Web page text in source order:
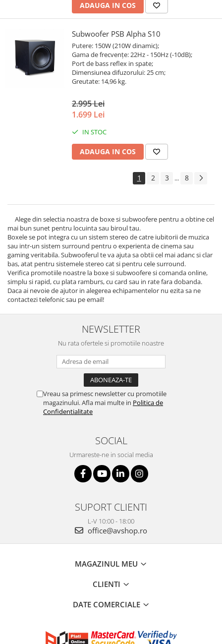
ADAUGA IN COS
Subwoofer PSB Alpha S10
Putere: 150W (210W dinamic);
Gama de frecvențe: 22Hz - 150Hz (-10dB);
Port de bass reflex in spate;
Dimensiunea difuzorului: 25 cm;
Greutate: 14,96 kg.
2.995 Lei
1.699 Lei
IN STOC
ADAUGA IN COS
1 2 3 ... 8
Alege din selectia noastra de boxe si subwoofere pentru a obtine cel
mai bun sunet pentru locuinta sau biroul tau.
Boxele se pot integra cu un sistem stereo de catre iubitorii de muzica
sau intr-un sistem surround pentru o experienta de cinema sau
gaming veritabila. Subwooferul te va ajuta sa obtii cel mai adanc si clar
bas, atat pentru sistemele stereo cat si pentru cele surround.
Verifica promotiile noastre la boxe si subwoofere si comanda online,
simplu si rapid, cu plata ramburs, cu card sau in rate fara dobanda.
Daca ai nevoie de ajutor in alegerea echipamentelor nu ezita sa ne
contactezi telefonic sau pe email!
NEWSLETTER
Nu rata ofertele si promotiile noastre
Vreau sa primesc newsletter cu promotiile
magazinului. Afla mai multe in Politica de
Confidentialitate
SOCIAL
Urmareste-ne in social media
SUPORT CLIENTI
L-V 10:00 - 18:00
office@avshop.ro
MAGAZINUL MEU
CLIENTI
DATE COMERCIALE